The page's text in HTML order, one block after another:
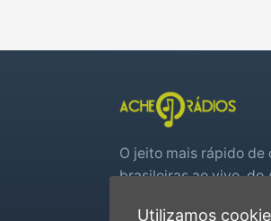
O jeito mais rápido de
brasileiras ao vivo, do
Utilizamos